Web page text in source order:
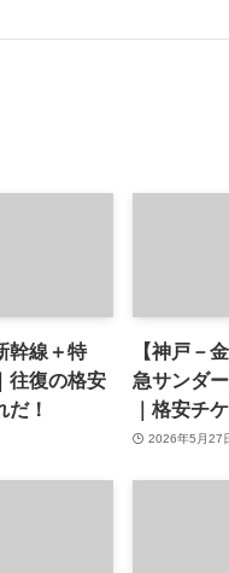
幹線＋特
往復の格安
！
【神戸－
急サンダ
｜格安チ
2026年5月27